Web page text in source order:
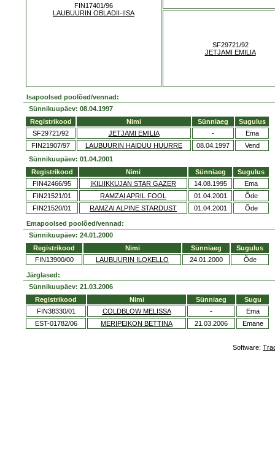
FIN17401/96
LAUBUURIN OBLADII-IISA
SF29721/92
JETJAMI EMILIA
Isapoolsed poolõed/vennad:
Sünnikuupäev: 08.04.1997
Registrikood
Nimi Sünniaeg
Sugulus
SF29721/92
JETJAMI EMILIA -
Ema
FIN21907/97
LAUBUURIN HAIDUU HUURRE 08.04.1997
Vend
Sünnikuupäev: 01.04.2001
Registrikood
Nimi Sünniaeg
Sugulus
FIN42466/95
IKILIIKKUJAN STAR GAZER 14.08.1995
Ema
FIN21521/01
RAMZAI APRIL FOOL 01.04.2001
Õde
FIN21520/01
RAMZAI ALPINE STARDUST 01.04.2001 Õde
Emapoolsed poolõed/vennad:
Sünnikuupäev: 24.01.2000
Registrikood
Nimi Sünniaeg
Sugulus
FIN13900/00
LAUBUURIN ILOKELLO 24.01.2000 Õde
Järglased:
Sünnikuupäev: 21.03.2006
Registrikood
Nimi Sünniaeg
Sugu
FIN38330/01
COLDBLOW MELISSA -
Ema
EST-01782/06
MERIPEIKON BETTINA 21.03.2006 Emane
Software: